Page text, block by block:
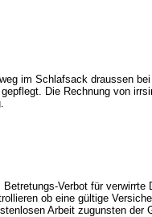
im Schlafsack draussen
Die Rechnung von
Verbot für
ob eine gültige
Arbeit zugunsten